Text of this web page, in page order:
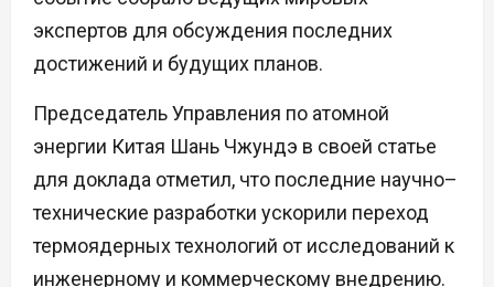
экспертов для обсуждения последних
достижений и будущих планов.
Председатель Управления по атомной
энергии Китая Шань Чжундэ в своей статье
для доклада отметил, что последние научно–
технические разработки ускорили переход
термоядерных технологий от исследований к
инженерному и коммерческому внедрению.